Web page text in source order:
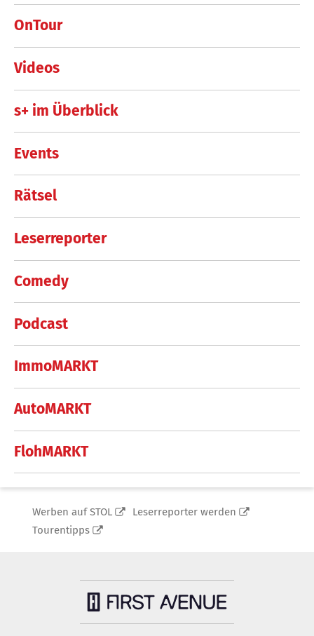
OnTour
Videos
s+ im Überblick
Events
Rätsel
Leserreporter
Comedy
Podcast
ImmoMARKT
AutoMARKT
FlohMARKT
Werben auf STOL
Leserreporter werden
Tourentipps